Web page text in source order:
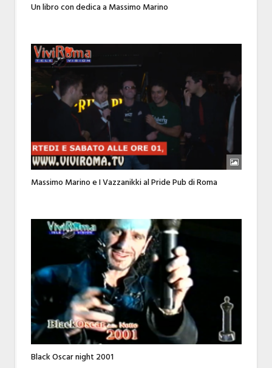
Un libro con dedica a Massimo Marino
Massimo Marino e I Vazzanikki al Pride Pub di Roma
Black Oscar night 2001